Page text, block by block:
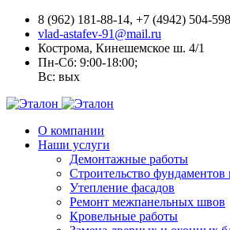
8 (962) 181-88-14, +7 (4942) 504-
vlad-astafev-91@mail.ru
Кострома, Кинешемское ш. 4/1
Пн-Сб: 9:00-18:00;
Вс: вых
О компании
Наши услуги
Демонтажные работы
Строительство фундаментов
Утепление фасадов
Ремонт межпанельных швов
Кровельные работы